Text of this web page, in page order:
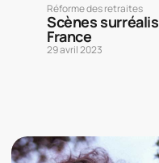
Réforme des retraites
Scènes
France
29 avril 2023